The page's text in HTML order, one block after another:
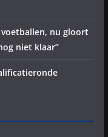
nu gloort
niet klaar”